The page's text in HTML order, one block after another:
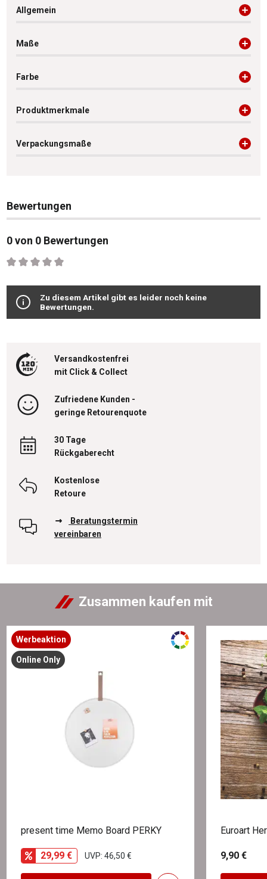
Allgemein
Maße
Farbe
Produktmerkmale
Verpackungsmaße
Bewertungen
0 von 0 Bewertungen
Durchschnittliche Bewertung von 0 von 5 Sternen
Zu diesem Artikel gibt es leider noch keine
Bewertungen.
Versandkostenfrei
mit Click & Collect
Zufriedene Kunden -
geringe Retourenquote
30 Tage
Rückgaberecht
Kostenlose
Retoure
Beratungstermin
vereinbaren
Zusammen kaufen mit
Werbeaktion
Online Only
present time Memo Board PERKY
29,99 € UVP: 46,50 €
Euroart
9,90 €